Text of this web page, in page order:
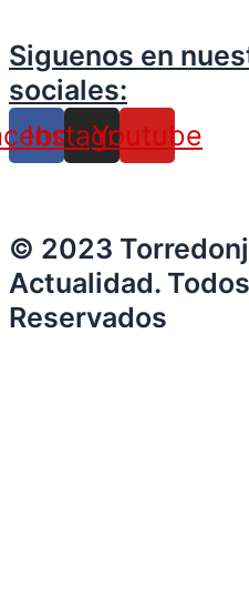
Siguenos en
sociales:
Instagram
Youtube
© 2023
Actualidad.
Reservados